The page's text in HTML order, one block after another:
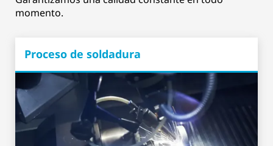
momento.
Proceso de soldadura